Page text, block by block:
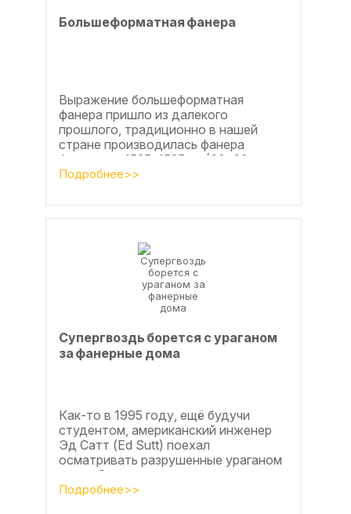
Большеформатная фанера
Выражение большеформатная
фанера пришло из далекого
прошлого, традиционно в нашей
стране производилась фанера
форматом 1525х1525мм (60х60
дюймов), форматы отличающиеся в
Подробнее>>
Супергвоздь борется с ураганом
за фанерные дома
Как-то в 1995 году, ещё будучи
студентом, американский инженер
Эд Сатт (Ed Sutt) поехал
осматривать разрушенные ураганом
дома. Он удивился, что ударов
стихии в большинстве случаев не...
Подробнее>>